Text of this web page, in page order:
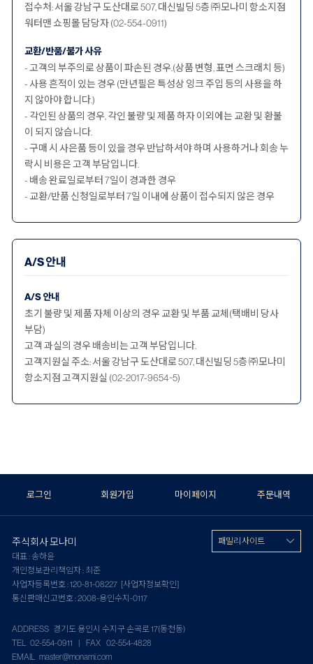
접수처: 서울 강남구 도산대로 507, 대신빌딩 5층 ㈜모나미 항소지점
워터맨 쇼핑몰 담당자 (02-554-0911)
교환/반품/불가 사유
- 고객의 부주의로 상품이 파손된 경우.(상품 변형, 표면 스크래치 등)
- 사용 흔적이 있는 경우 (만년필은 특성상 잉크 주입 등의 사용을 하
지 않아야 합니다.)
- 각인된 상품의 경우, 각인 불량 및 제품 하자 이외에는 교환 및 환불
이 되지 않습니다.
- 구매 시 사은품 등이 있을 경우 반납하셔야 하며 사용하거나 회송 누
락시 비용은 고객 부담입니다.
- 배송 완료일로부터 7일이 경과한 경우
- 교환/반품 신청일로부터 7일 이내에 상품이 접수되지 않은 경우
A/S 안내
A/S 안내
초기 불량 및 제품 자체 이상의 경우 교환 및 부품 교체(택배비 당사
부담)
고객 과실의 경우 배송비는 고객 부담입니다.
고객지원실 주소: 서울 강남구 도산대로 507, 대신빌딩 5층 ㈜모나미
항소지점 고객지원실 (02-2017-9654~5)
로그인 회원가입 마이페이지 주문내역
주식회사 모나미
대표 : 송하윤
개인정보관리책임자 : 최준
사업자등록번호 : 120-81-08227 [사업자정보확인]
통신판매신고번호 : 2008-용인수지-0117
ADDRESS 경기도 용인시 수지구 손곡로 17(동천동)
TEL 02-554-0911 | FAX 02-554-4828
EMAIL master@monami.com
패밀리 사이트